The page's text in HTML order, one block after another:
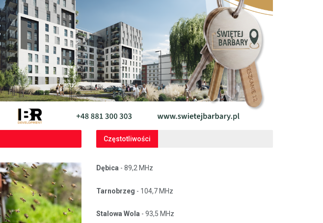
Częstotliwości
Dębica - 89,2 MHz
Tarnobrzeg - 104,7 MHz
Stalowa Wola - 93,5 MHz